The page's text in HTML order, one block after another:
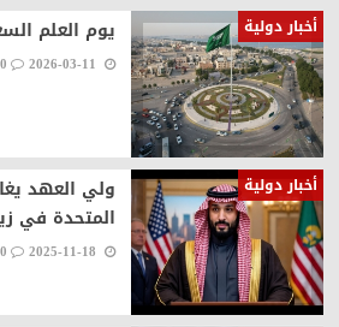
أخبار دولية يوم العلم
0
أخبار دولية
ولي العهد
المتحدة في
0